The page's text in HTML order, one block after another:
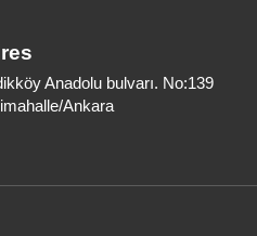
Anadolu bulvarı. No:139
Ankara